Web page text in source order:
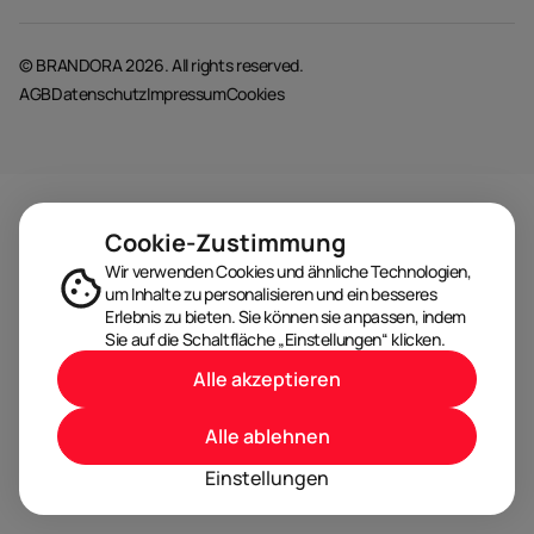
© BRANDORA 2026. All rights reserved.
AGBDatenschutzImpressumCookies
Cookie-Zustimmung
Wir verwenden Cookies und ähnliche Technologien,
um Inhalte zu personalisieren und ein besseres
Erlebnis zu bieten. Sie können sie anpassen, indem
Sie auf die Schaltfläche „Einstellungen“ klicken.
Einstellungen
Alle ablehnen
Alle akzeptieren